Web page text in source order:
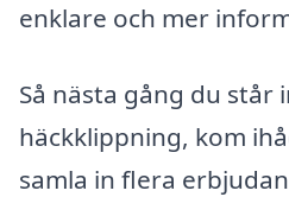
enklare och mer
Så nästa gång du står
häckklippning, kom
samla in flera